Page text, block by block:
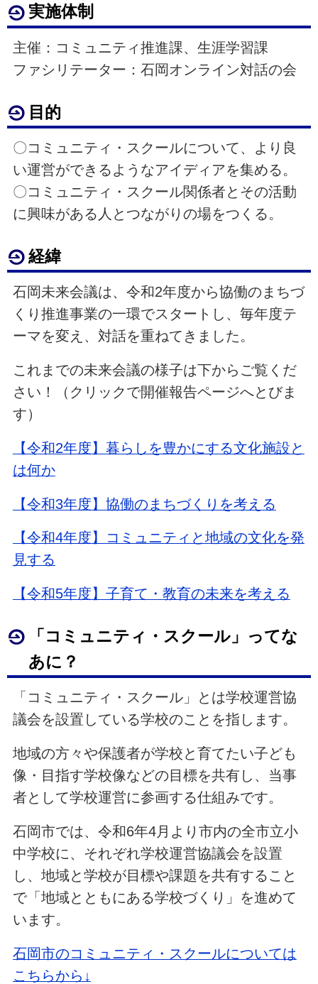
実施体制
主催：コミュニティ推進課、生涯学習課
ファシリテーター：石岡オンライン対話の会
目的
〇コミュニティ・スクールについて、より良
い運営ができるようなアイディアを集める。
〇コミュニティ・スクール関係者とその活動
に興味がある人とつながりの場をつくる。
経緯
石岡未来会議は、令和2年度から協働のまちづ
くり推進事業の一環でスタートし、毎年度テ
ーマを変え、対話を重ねてきました。
これまでの未来会議の様子は下からご覧くだ
さい！（クリックで開催報告ページへとびま
す）
【令和2年度】暮らしを豊かにする文化施設と
は何か
【令和3年度】協働のまちづくりを考える
【令和4年度】コミュニティと地域の文化を発
見する
【令和5年度】子育て・教育の未来を考える
「コミュニティ・スクール」ってな
あに？
「コミュニティ・スクール」とは学校運営協
議会を設置している学校のことを指します。
地域の方々や保護者が学校と育てたい子ども
像・目指す学校像などの目標を共有し、当事
者として学校運営に参画する仕組みです。
石岡市では、令和6年4月より市内の全市立小
中学校に、それぞれ学校運営協議会を設置
し、地域と学校が目標や課題を共有すること
で「地域とともにある学校づくり」を進めて
います。
石岡市のコミュニティ・スクールについては
こちらから↓